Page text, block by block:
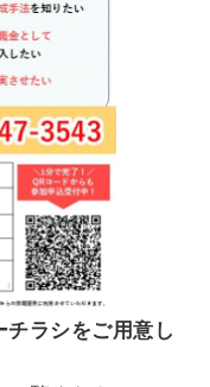
チラシをご用意し